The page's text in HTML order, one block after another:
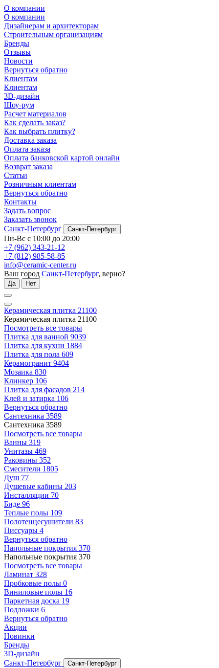
О компании
О компании
Дизайнерам и архитекторам
Строительным организациям
Бренды
Отзывы
Новости
Вернуться обратно
Клиентам
Клиентам
3D-дизайн
Шоу-рум
Расчет материалов
Как сделать заказ?
Как выбрать плитку?
Доставка заказа
Оплата заказа
Оплата банковской картой онлайн
Возврат заказа
Статьи
Розничным клиентам
Вернуться обратно
Контакты
Задать вопрос
Заказать звонок
Санкт-Петербург
Санкт-Петербург
Пн-Вс с 10:00 до 20:00
+7 (962) 343-21-12
+7 (812) 985-58-85
info@ceramic-center.ru
Ваш город Санкт-Петербург, верно?
Да Нет
Керамическая плитка 21100
Керамическая плитка 21100
Посмотреть все товары
Плитка для ванной 9039
Плитка для кухни 1884
Плитка для пола 609
Керамогранит 9404
Мозаика 830
Клинкер 106
Плитка для фасадов 214
Клей и затирка 106
Вернуться обратно
Сантехника 3589
Сантехника 3589
Посмотреть все товары
Ванны 319
Унитазы 469
Раковины 352
Смесители 1805
Душ 77
Душевые кабины 203
Инсталляции 70
Биде 96
Теплые полы 109
Полотенцесушители 83
Писсуары 4
Вернуться обратно
Напольные покрытия 370
Напольные покрытия 370
Посмотреть все товары
Ламинат 328
Пробковые полы 0
Виниловые полы 16
Паркетная доска 19
Подложки 6
Вернуться обратно
Акции
Новинки
Бренды
3D-дизайн
Санкт-Петербург
Санкт-Петербург